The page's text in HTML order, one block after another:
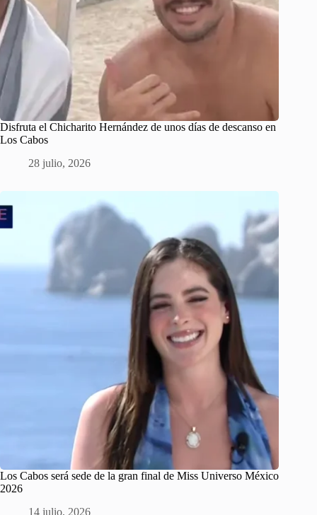
Disfruta el Chicharito Hernández de unos días de descanso en
Los Cabos
28 julio, 2026
Los Cabos será sede de la gran final de Miss Universo México
2026
14 julio, 2026